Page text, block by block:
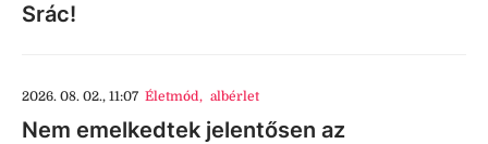
Srác!
2026. 08. 02., 11:07 Életmód, albérlet
Nem emelkedtek jelentősen az